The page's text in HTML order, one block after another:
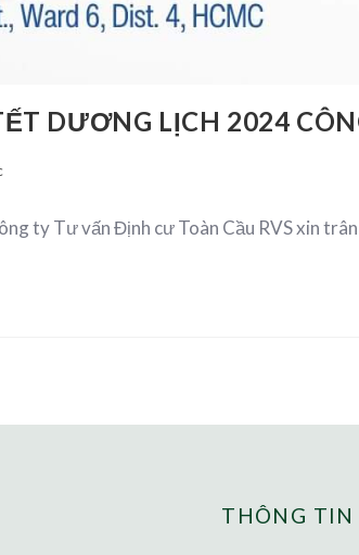
DƯƠNG LỊCH 2024
ty Tư vấn Định cư Toàn Cầu RVS xin
THÔNG TIN